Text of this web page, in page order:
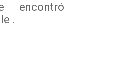
encontró
.